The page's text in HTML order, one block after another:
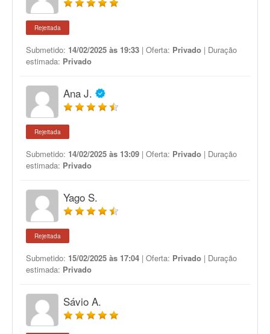
Rejeitada
Submetido: 14/02/2025 às 19:33 | Oferta: Privado | Duração
estimada: Privado
Ana J.
Rejeitada
Submetido: 14/02/2025 às 13:09 | Oferta: Privado | Duração
estimada: Privado
Yago S.
Rejeitada
Submetido: 15/02/2025 às 17:04 | Oferta: Privado | Duração
estimada: Privado
Sávio A.